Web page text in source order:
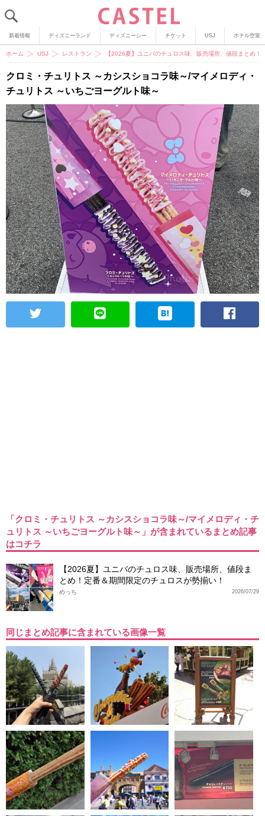
新着情報 ディズニーランド ディズニーシー チケット USJ ホテル空室
ホーム USJ レストラン 【2026夏】ユニバのチュロス味、販売場所、値段まとめ
クロミ・チュリトス ～カシスショコラ味～/マイメロディ・
チュリトス ～いちごヨーグルト味～
「クロミ・チュリトス ～カシスショコラ味～/マイメロディ・チ
ュリトス ～いちごヨーグルト味～」が含まれているまとめ記事
はコチラ
【2026夏】ユニバのチュロス味、販売場所、値段ま
とめ！定番＆期間限定のチュロスが勢揃い！
2026/07/29
めっち
同じまとめ記事に含まれている画像一覧